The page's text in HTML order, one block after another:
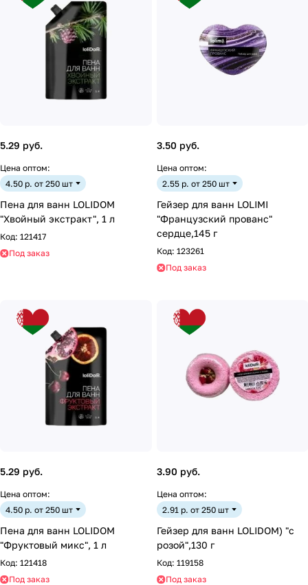
5.29 руб.
Цена оптом:
4.50 р. от 250 шт
Пена для ванн LOLIDOM
"Хвойный экстракт", 1 л
Код: 121417
Под заказ
3.50 руб.
Цена оптом:
2.55 р. от 250 шт
Гейзер для ванн LOLIMI
"Французский прованс"
сердце,145 г
Код: 123261
Под заказ
5.29 руб.
Цена оптом:
4.50 р. от 250 шт
Пена для ванн LOLIDOM
"Фруктовый микс", 1 л
Код: 121418
Под заказ
3.90 руб.
Цена оптом:
2.91 р. от 250 шт
Гейзер для ванн LOLIDOM) "с
розой",130 г
Код: 119158
Под заказ